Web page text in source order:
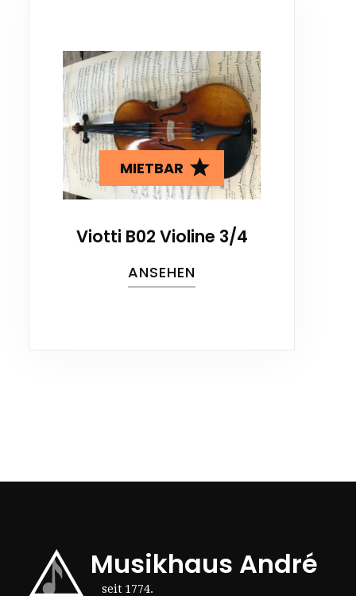
MIETBAR
Viotti B02 Violine 3/4
ANSEHEN
Musikhaus André
seit 1774.